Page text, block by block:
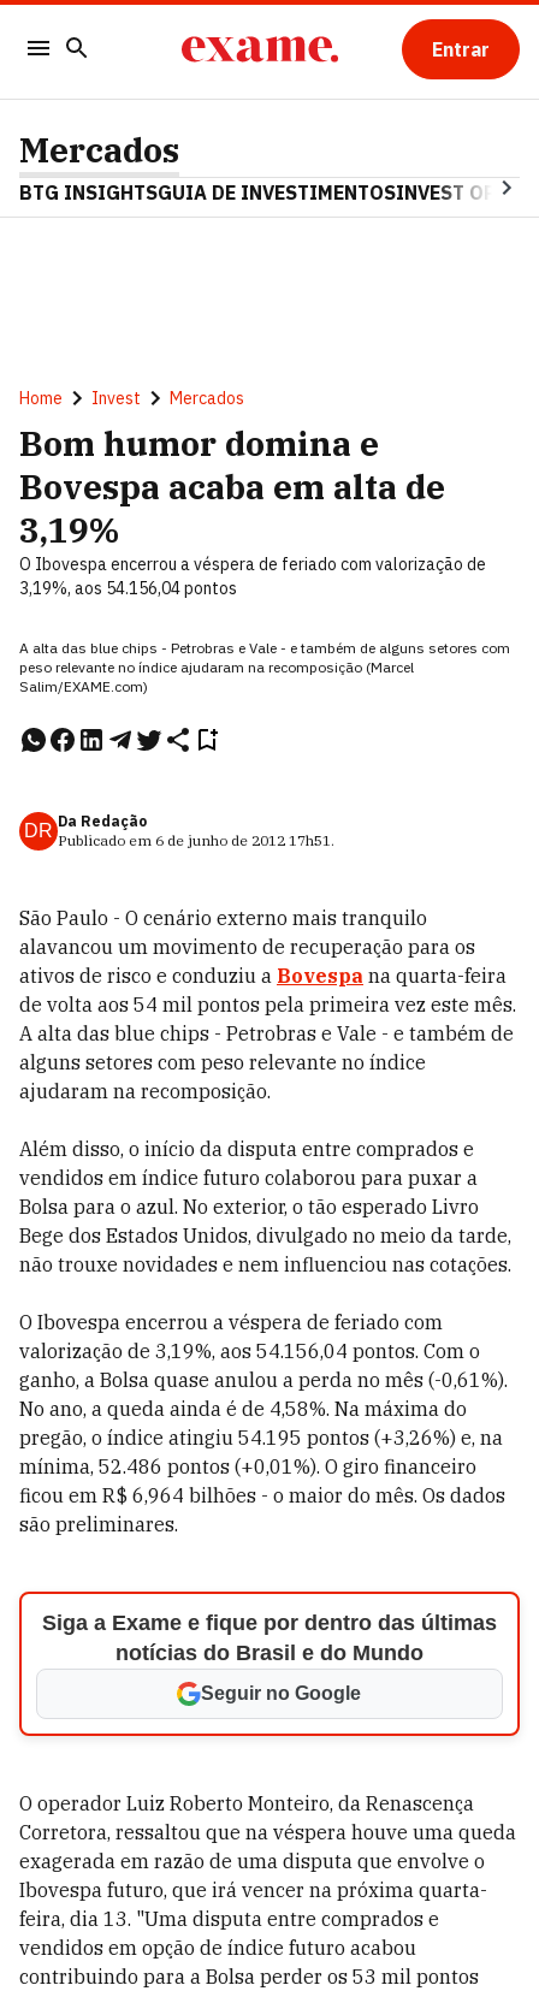
Entrar
Mercados
BTG INSIGHTSGUIA DE INVESTIMENTOSINVEST OPINA
Home Invest Mercados
Bom humor domina e
Bovespa acaba em alta de
3,19%
O Ibovespa encerrou a véspera de feriado com valorização de
3,19%, aos 54.156,04 pontos
A alta das blue chips - Petrobras e Vale - e também de alguns setores com
peso relevante no índice ajudaram na recomposição (Marcel
Salim/EXAME.com)
DR Da Redação
Publicado em 6 de junho de 2012 17h51.
São Paulo - O cenário externo mais tranquilo
alavancou um movimento de recuperação para os
ativos de risco e conduziu a Bovespa na quarta-feira
de volta aos 54 mil pontos pela primeira vez este mês.
A alta das blue chips - Petrobras e Vale - e também de
alguns setores com peso relevante no índice
ajudaram na recomposição.
Além disso, o início da disputa entre comprados e
vendidos em índice futuro colaborou para puxar a
Bolsa para o azul. No exterior, o tão esperado Livro
Bege dos Estados Unidos, divulgado no meio da tarde,
não trouxe novidades e nem influenciou nas cotações.
O Ibovespa encerrou a véspera de feriado com
valorização de 3,19%, aos 54.156,04 pontos. Com o
ganho, a Bolsa quase anulou a perda no mês (-0,61%).
No ano, a queda ainda é de 4,58%. Na máxima do
pregão, o índice atingiu 54.195 pontos (+3,26%) e, na
mínima, 52.486 pontos (+0,01%). O giro financeiro
ficou em R$ 6,964 bilhões - o maior do mês. Os dados
são preliminares.
Siga a Exame e fique por dentro das últimas
notícias do Brasil e do Mundo
Seguir no Google
O operador Luiz Roberto Monteiro, da Renascença
Corretora, ressaltou que na véspera houve uma queda
exagerada em razão de uma disputa que envolve o
Ibovespa futuro, que irá vencer na próxima quarta-
feira, dia 13. "Uma disputa entre comprados e
vendidos em opção de índice futuro acabou
contribuindo para a Bolsa perder os 53 mil pontos